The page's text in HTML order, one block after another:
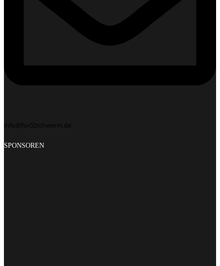
info@fsv02schwerin.de
SPONSOREN